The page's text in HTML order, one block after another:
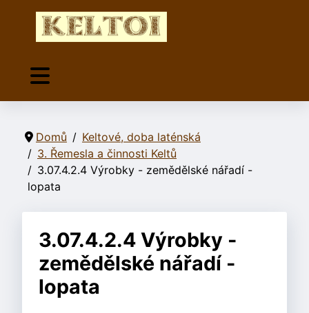
Domů
Keltové, doba laténská
3. Řemesla a činnosti Keltů
3.07.4.2.4 Výrobky - zemědělské nářadí -
lopata
3.07.4.2.4 Výrobky -
zemědělské nářadí -
lopata